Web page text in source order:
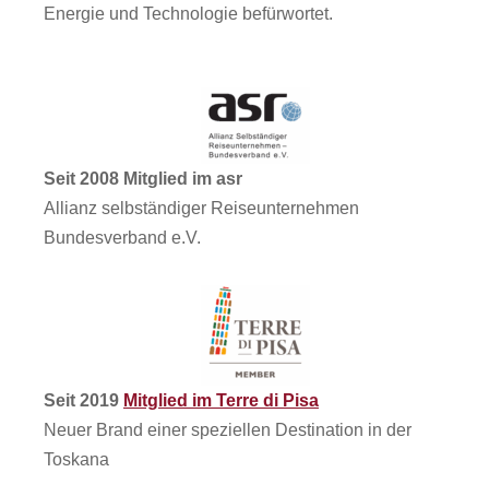
Energie und Technologie befürwortet.
Seit 2008 Mitglied im asr
Allianz selbständiger Reiseunternehmen
Bundesverband e.V.
Seit 2019 Mitglied im Terre di Pisa
Neuer Brand einer speziellen Destination in der
Toskana